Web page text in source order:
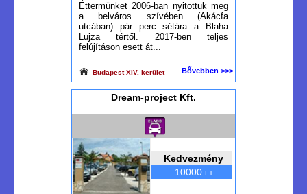
Éttermünket 2006-ban nyitottuk meg
a belváros szívében (Akácfa
utcában) pár perc sétára a Blaha
Lujza tértől. 2017-ben teljes
felújításon esett át...
Budapest XIV. kerület Bővebben >>>
Dream-project Kft.
Kedvezmény
10000 FT